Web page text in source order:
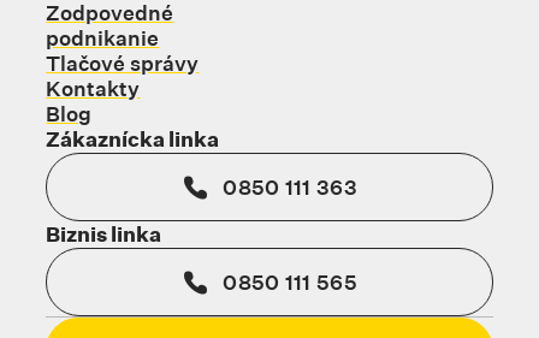
Zodpovedné
podnikanie
Tlačové správy
Kontakty
Blog
Zákaznícka linka
0850 111 363
Biznis linka
0850 111 565